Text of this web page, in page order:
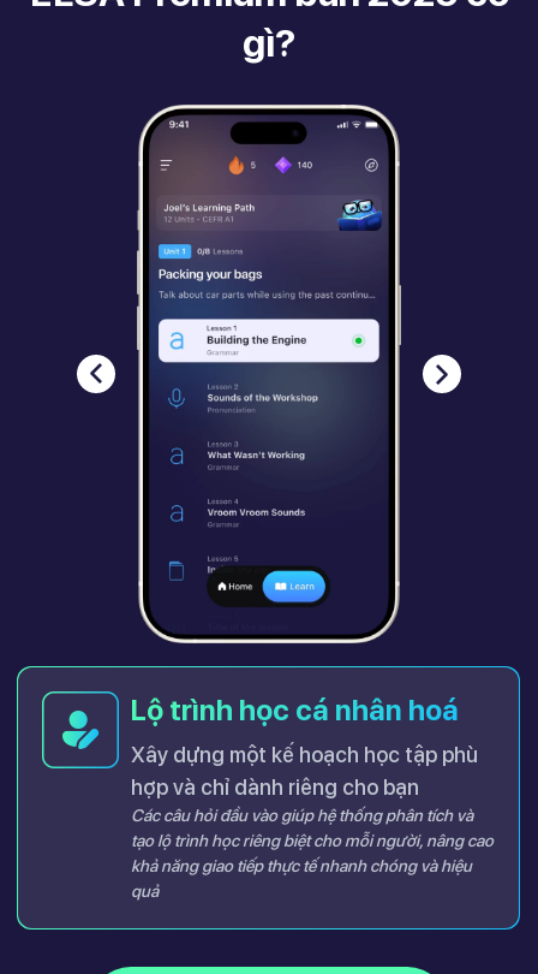
gì?
Lộ trình học cá nhân hoá
Xây dựng một kế hoạch học tập phù
hợp và chỉ dành riêng cho bạn
Các câu hỏi đầu vào giúp hệ thống phân tích và
tạo lộ trình học riêng biệt cho mỗi người, nâng cao
khả năng giao tiếp thực tế nhanh chóng và hiệu
quả